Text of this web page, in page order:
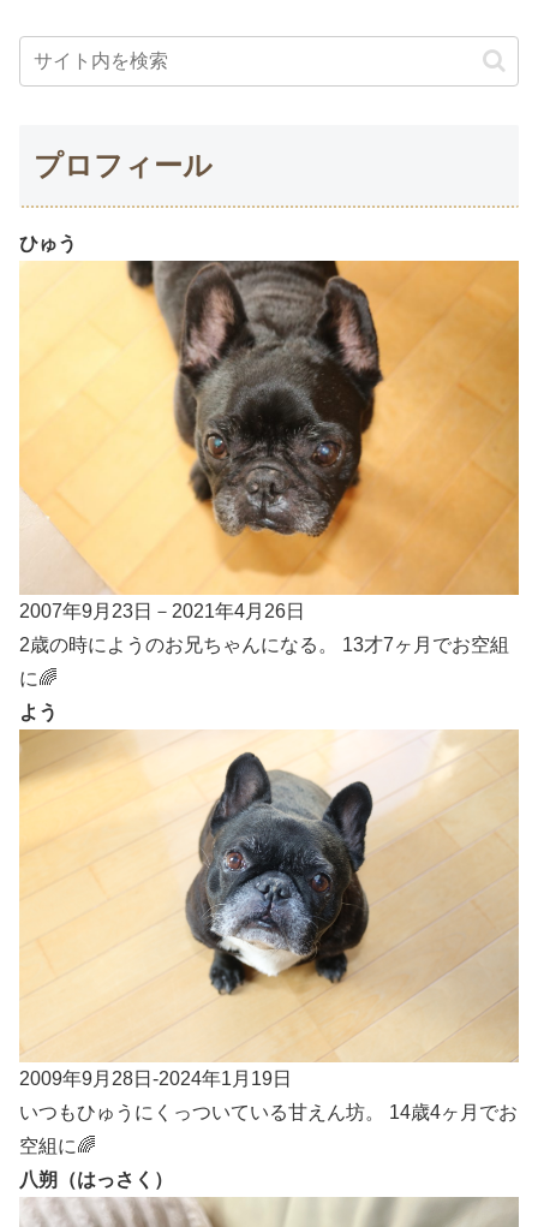
プロフィール
ひゅう
2007年9月23日－2021年4月26日
2歳の時にようのお兄ちゃんになる。 13才7ヶ月でお空組
に🌈
よう
2009年9月28日-2024年1月19日
いつもひゅうにくっついている甘えん坊。 14歳4ヶ月でお
空組に🌈
八朔（はっさく）